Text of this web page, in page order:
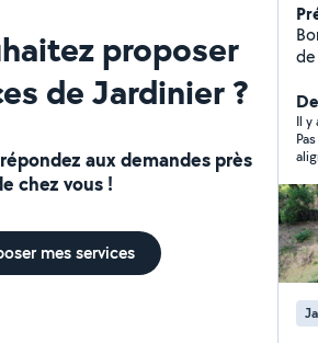
proposer
de Jardinier ?
aux demandes près
chez vous !
mes services
Bonjour, je vous
Il y